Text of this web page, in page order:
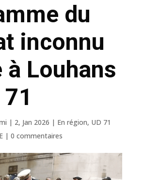
du
inconnu
Louhans
| 2, Jan 2026 | En région, UD 71
| 0 commentaires